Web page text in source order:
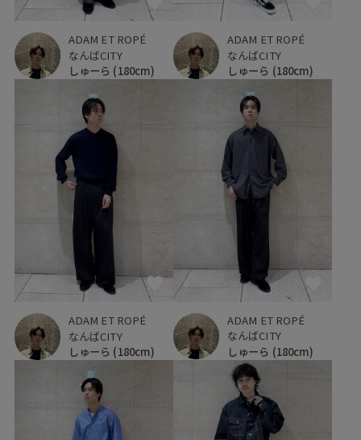
ADAM ET ROPÉ
なんばCITY
しゅーら (180cm)
ADAM ET ROPÉ
なんばCITY
しゅーら (180cm)
ADAM ET ROPÉ
なんばCITY
しゅーら (180cm)
ADAM ET ROPÉ
なんばCITY
しゅーら (180cm)